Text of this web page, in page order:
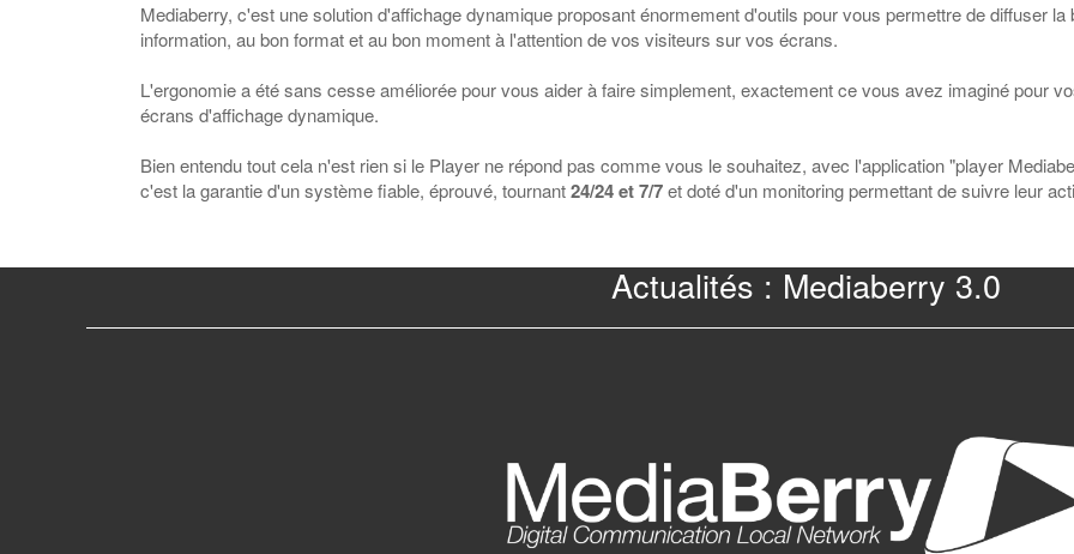
Mediaberry, c'est une solution d'affichage dynamique proposant énormement d'outils pour vous permettre de diffuser la
information, au bon format et au bon moment à l'attention de vos visiteurs sur vos écrans.
L'ergonomie a été sans cesse améliorée pour vous aider à faire simplement, exactement ce vous avez imaginé pour
écrans d'affichage dynamique.
Bien entendu tout cela n'est rien si le Player ne répond pas comme vous le souhaitez, avec l'application "player
c'est la garantie d'un système fiable, éprouvé, tournant24/24 et 7/7et doté d'un monitoring permettant de suivre leur
Actualités : Mediaberry 3.0